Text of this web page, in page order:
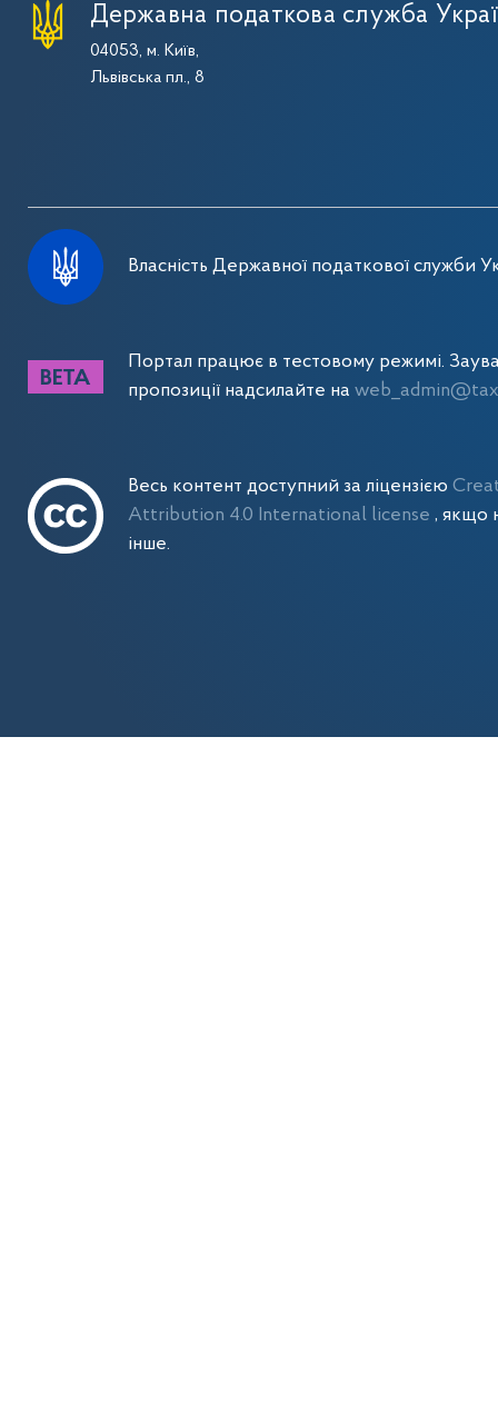
Державна податкова служба
04053, м. Київ,
Львівська пл., 8
Власність Державної податкової служби
Портал працює в тестовому режимі.
пропозиції надсилайте на
Весь контент доступний за ліцензією
Attribution 4.0 International license , якщо
інше.